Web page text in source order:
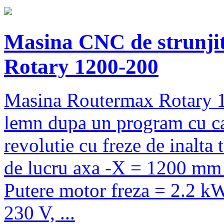
Masina CNC de
Rotary 1200-200
Masina Routermax Rotary
lemn dupa un program cu
revolutie cu freze de
de lucru axa -X = 1200
Putere motor freza = 2.2
230 V, ...